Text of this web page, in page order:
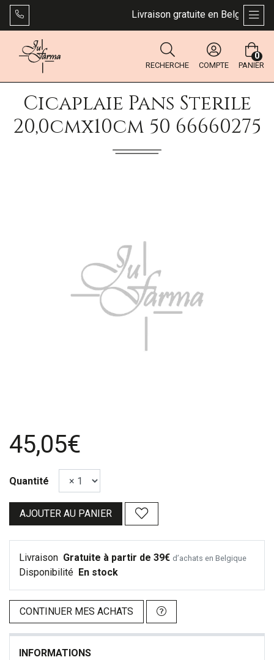
Livraison gratuite en Belgique
RECHERCHE COMPTE PANIER
0
Cicaplaie Pans Sterile
20,0cmx10cm 50 66660275
45,05€
Quantité
AJOUTER AU PANIER
Livraison Gratuite à partir de 39€ d’achats en Belgique
Disponibilité En stock
CONTINUER MES ACHATS
INFORMATIONS